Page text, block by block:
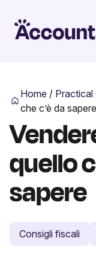
Home / Practical
che c’è da sapere
quello
sapere
Consigli fiscali